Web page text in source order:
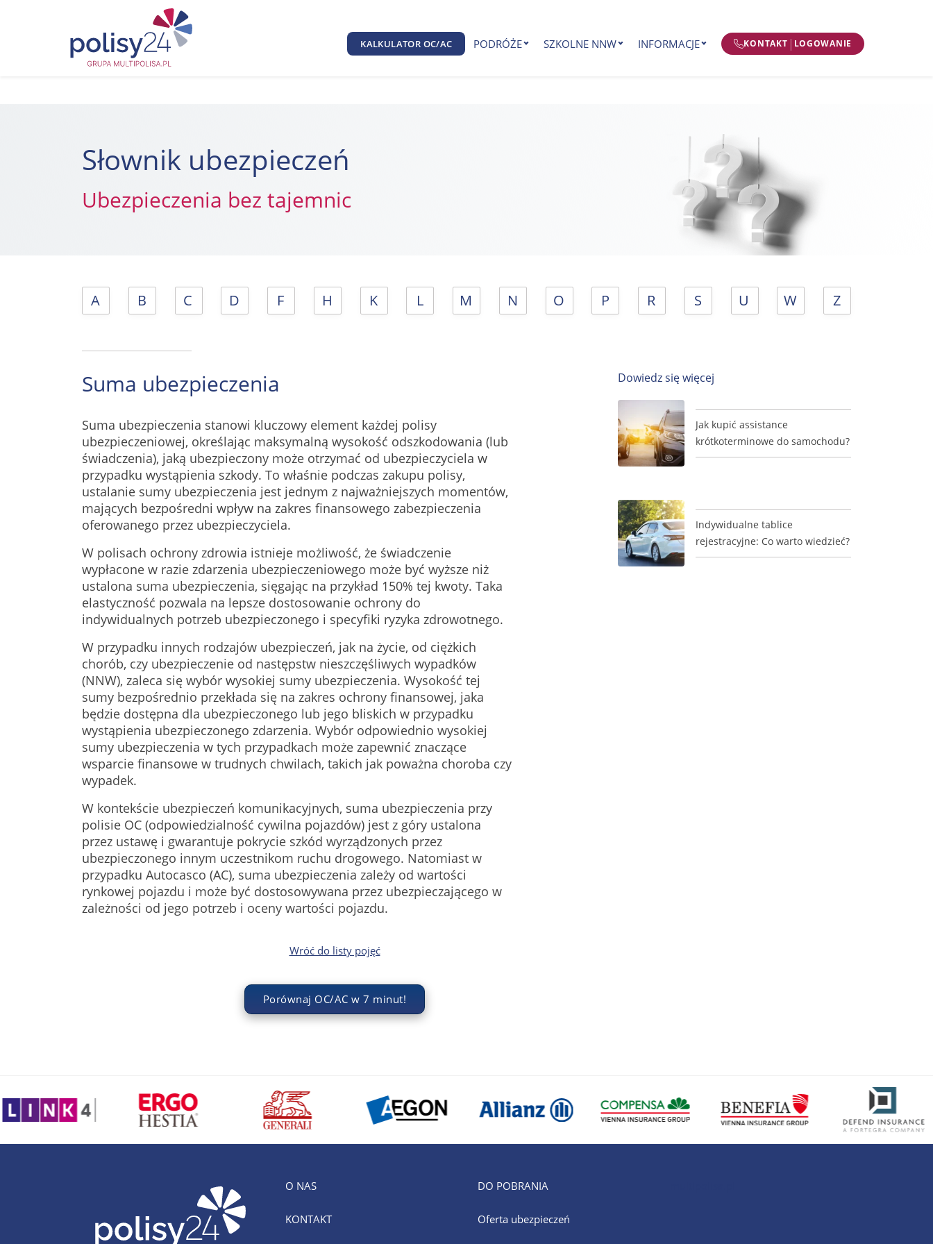
KALKULATOR OC/AC PODRÓŻE SZKOLNE NNW INFORMACJE KONTAKT | LOGOWANIE
Słownik ubezpieczeń
Ubezpieczenia bez tajemnic
A B C D F H K L M N O P R S U W Z
Suma ubezpieczenia
Suma ubezpieczenia stanowi kluczowy element każdej polisy
ubezpieczeniowej, określając maksymalną wysokość odszkodowania (lub
świadczenia), jaką ubezpieczony może otrzymać od ubezpieczyciela w
przypadku wystąpienia szkody. To właśnie podczas zakupu polisy,
ustalanie sumy ubezpieczenia jest jednym z najważniejszych momentów,
mających bezpośredni wpływ na zakres finansowego zabezpieczenia
oferowanego przez ubezpieczyciela.
W polisach ochrony zdrowia istnieje możliwość, że świadczenie
wypłacone w razie zdarzenia ubezpieczeniowego może być wyższe niż
ustalona suma ubezpieczenia, sięgając na przykład 150% tej kwoty. Taka
elastyczność pozwala na lepsze dostosowanie ochrony do
indywidualnych potrzeb ubezpieczonego i specyfiki ryzyka zdrowotnego.
W przypadku innych rodzajów ubezpieczeń, jak na życie, od ciężkich
chorób, czy ubezpieczenie od następstw nieszczęśliwych wypadków
(NNW), zaleca się wybór wysokiej sumy ubezpieczenia. Wysokość tej
sumy bezpośrednio przekłada się na zakres ochrony finansowej, jaka
będzie dostępna dla ubezpieczonego lub jego bliskich w przypadku
wystąpienia ubezpieczonego zdarzenia. Wybór odpowiednio wysokiej
sumy ubezpieczenia w tych przypadkach może zapewnić znaczące
wsparcie finansowe w trudnych chwilach, takich jak poważna choroba czy
wypadek.
W kontekście ubezpieczeń komunikacyjnych, suma ubezpieczenia przy
polisie OC (odpowiedzialność cywilna pojazdów) jest z góry ustalona
przez ustawę i gwarantuje pokrycie szkód wyrządzonych przez
ubezpieczonego innym uczestnikom ruchu drogowego. Natomiast w
przypadku Autocasco (AC), suma ubezpieczenia zależy od wartości
rynkowej pojazdu i może być dostosowywana przez ubezpieczającego w
zależności od jego potrzeb i oceny wartości pojazdu.
Wróć do listy pojęć
Porównaj OC/AC w 7 minut!
Dowiedz się więcej
Jak kupić assistance
krótkoterminowe do samochodu?
Indywidualne tablice
rejestracyjne: Co warto wiedzieć?
O NAS
KONTAKT
DO POBRANIA
Oferta ubezpieczeń